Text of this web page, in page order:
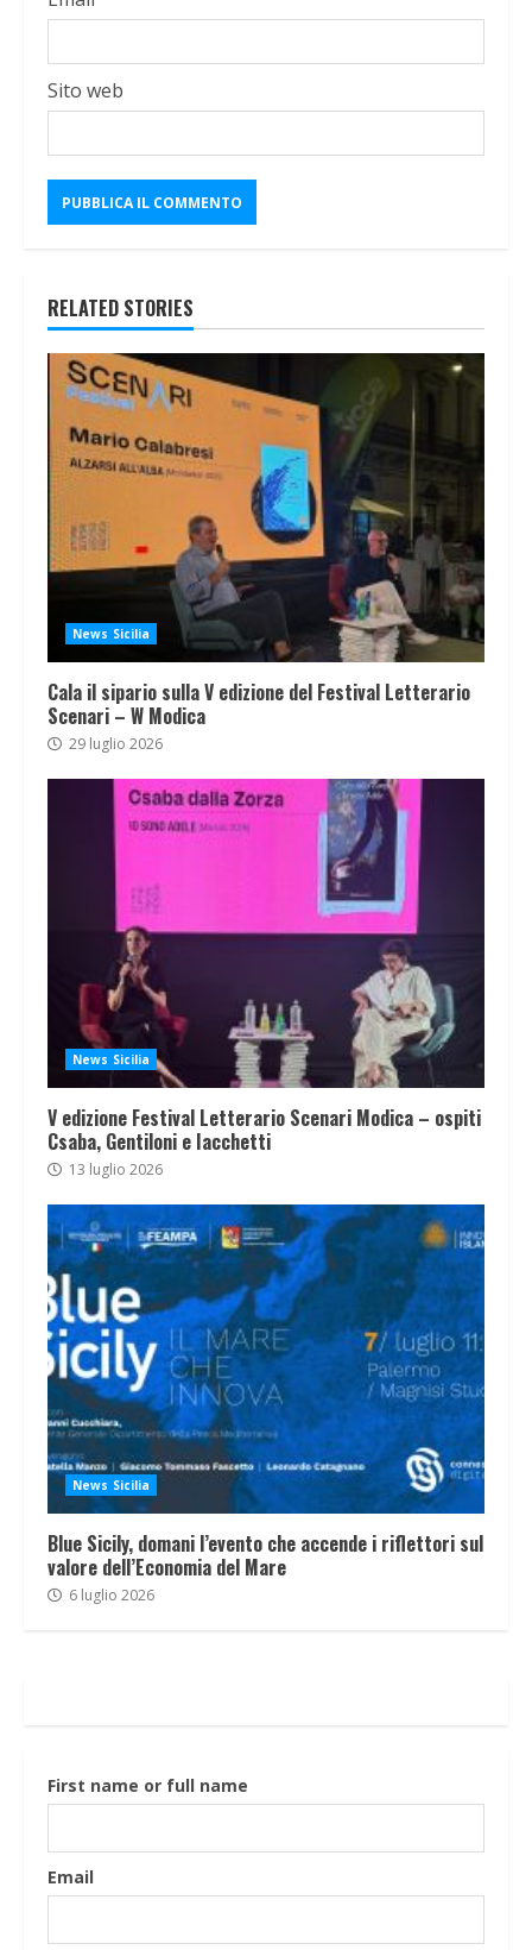
Sito web
RELATED STORIES
News Sicilia
Cala il sipario sulla V edizione del Festival Letterario
Scenari – W Modica
29 luglio 2026
News Sicilia
V edizione Festival Letterario Scenari Modica – ospiti
Csaba, Gentiloni e Iacchetti
13 luglio 2026
News Sicilia
Blue Sicily, domani l’evento che accende i riflettori sul
valore dell’Economia del Mare
6 luglio 2026
First name or full name
Email